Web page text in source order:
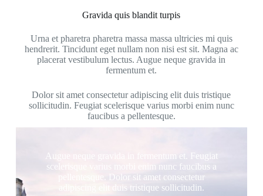
Gravida quis blandit turpis
Urna et pharetra pharetra massa massa ultricies mi quis
hendrerit. Tincidunt eget nullam non nisi est sit. Magna ac
placerat vestibulum lectus. Augue neque gravida in
fermentum et.
Dolor sit amet consectetur adipiscing elit duis tristique
sollicitudin. Feugiat scelerisque varius morbi enim nunc
faucibus a pellentesque.
Augue neque gravida in fermentum et. Feugiat
scelerisque varius morbi enim nunc faucibus a
pellentesque. Dolor sit amet consectetur
adipiscing elit duis tristique sollicitudin.